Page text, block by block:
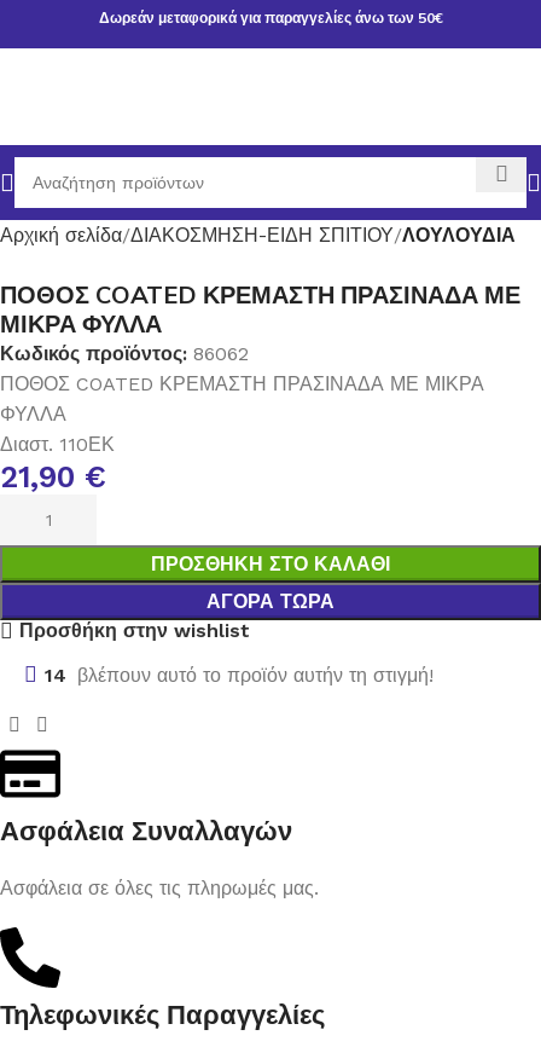
Δωρεάν μεταφορικά για παραγγελίες άνω των 50€
Αρχική σελίδα ΔΙΑΚΟΣΜΗΣΗ-ΕΙΔΗ ΣΠΙΤΙΟΥ ΛΟΥΛΟΥΔΙΑ
ΠΟΘΟΣ COATED ΚΡΕΜΑΣΤΗ ΠΡΑΣΙΝΑΔΑ ΜΕ
ΜΙΚΡΑ ΦΥΛΛΑ
Κωδικός προϊόντος: 86062
ΠΟΘΟΣ COATED ΚΡΕΜΑΣΤΗ ΠΡΑΣΙΝΑΔΑ ΜΕ ΜΙΚΡΑ
ΦΥΛΛΑ
Διαστ. 110ΕΚ
21,90 €
ΠΡΟΣΘΉΚΗ ΣΤΟ ΚΑΛΆΘΙ
ΑΓΟΡΆ ΤΏΡΑ
Προσθήκη στην wishlist
14 βλέπουν αυτό το προϊόν αυτήν τη στιγμή!
Ασφάλεια Συναλλαγών
Ασφάλεια σε όλες τις πληρωμές μας.
Τηλεφωνικές Παραγγελίες